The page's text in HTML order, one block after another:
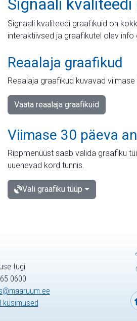
Signaali
Signaali kvaliteedi graafikuid on
interaktiivsed ja graafikutel olev info
Reaalaja graafikud
Reaalaja graafikud kuvavad
Vaata reaalaja graafikuid
Viimase 30 päeva
Rippmenüüst saab valida graafiku
uuenevad kord tunnis.
Vali graafiku tüüp
tugi
0600
küsimused